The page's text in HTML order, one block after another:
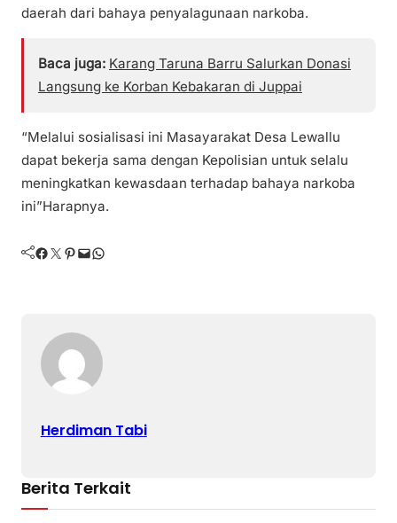
daerah dari bahaya penyalagunaan narkoba.
Baca juga: Karang Taruna Barru Salurkan Donasi
Langsung ke Korban Kebakaran di Juppai
“Melalui sosialisasi ini Masayarakat Desa Lewallu
dapat bekerja sama dengan Kepolisian untuk selalu
meningkatkan kewasdaan terhadap bahaya narkoba
ini”Harapnya.
Facebook Twitter Pinterest Mail WhatsApp
Herdiman Tabi
Berita Terkait